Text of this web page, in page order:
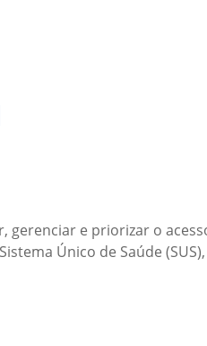
gerenciar e priorizar o
Único de Saúde